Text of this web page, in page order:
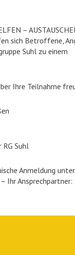
–
sich Betroffene,
Suhl zu einem
Ihre Teilnahme
Suhl
Anmeldung
Ihr Ansprechpartner: